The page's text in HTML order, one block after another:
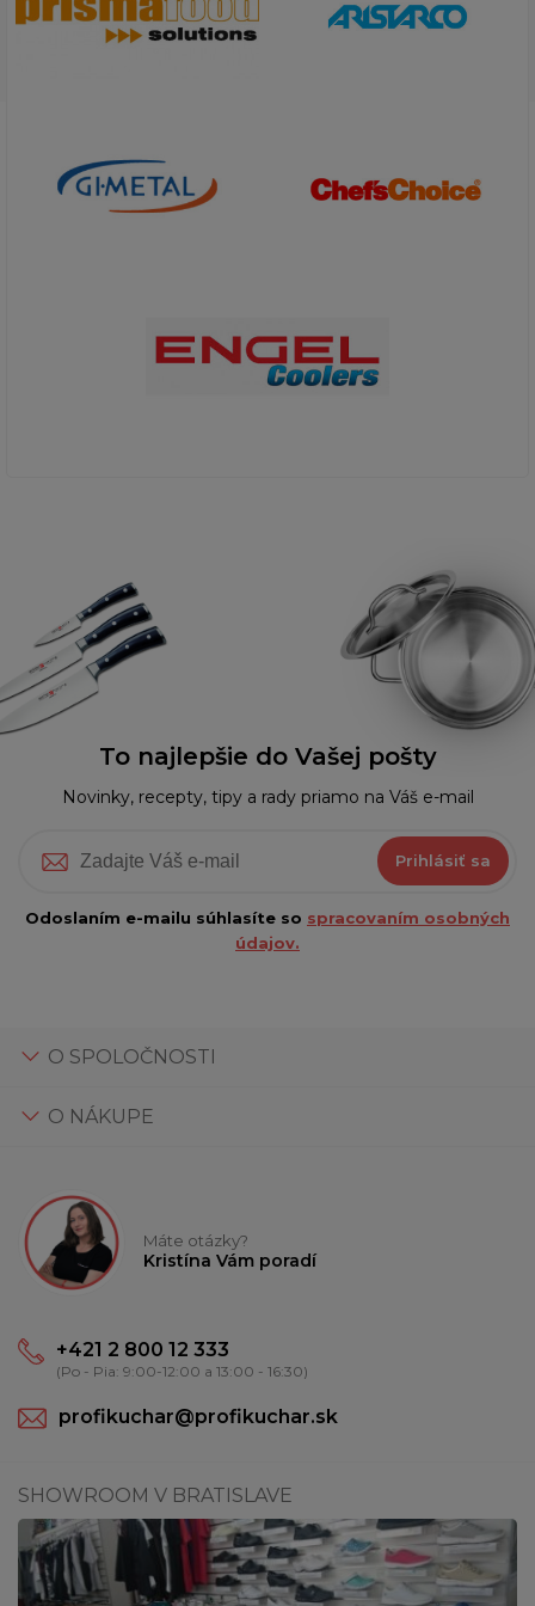
To najlepšie do Vašej pošty
Novinky, recepty, tipy a rady priamo na Váš e-mail
Prihlásiť sa
Odoslaním e-mailu súhlasíte so spracovaním osobných
údajov.
O SPOLOČNOSTI
O NÁKUPE
Máte otázky?
Kristína Vám poradí
+421 2 800 12 333
(Po - Pia: 9:00-12:00 a 13:00 - 16:30)
profikuchar@profikuchar.sk
SHOWROOM V BRATISLAVE